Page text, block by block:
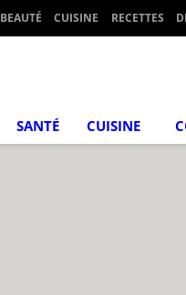
BEAUTÉ CUISINE RECETTES
SANTÉ CUISINE